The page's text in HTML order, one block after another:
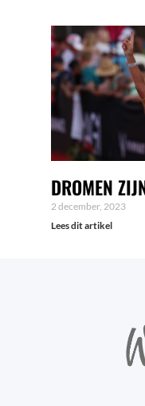
DROMEN
2 december, 2023
Lees dit artikel